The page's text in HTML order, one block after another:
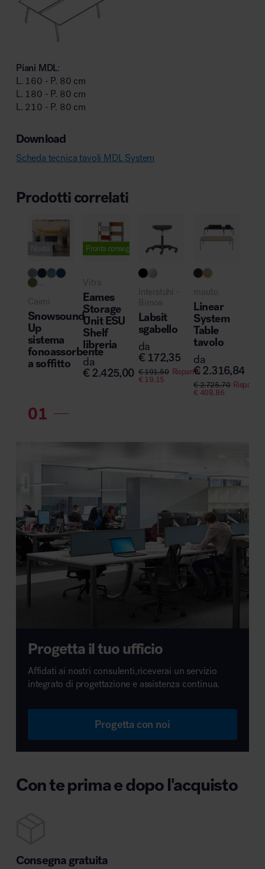
Piani MDL:
L. 160 - P. 80 cm
L. 180 - P. 80 cm
L. 210 - P. 80 cm
Download
Scheda tecnica tavoli MDL System
Prodotti correlati
...
Caimi
Snowsound-
Up
sistema
fonoassorbente
a soffitto
Pronta consegna
Vitra
Eames
Storage
Unit ESU
Shelf
libreria
da
€ 2.425,00
Interstuhl -
Bimos
Labsit
sgabello
da
€ 172,35
€191,50 Risparmi
€19,15
muuto
Linear
System
Table
tavolo
da
€ 2.316,84
€2.725,70 Risparmi
€408,86
Progetta il tuo ufficio
Affidati ai nostri consulenti,riceverai un servizio
integrato di progettazione e assistenza continua.
Progetta con noi
Con te prima e dopo l'acquisto
Consegna gratuita